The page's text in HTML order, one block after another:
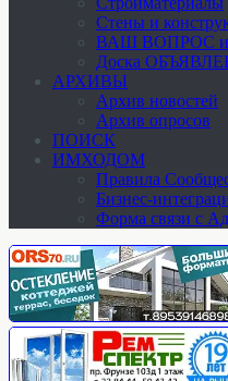
Стены и
ВАШ ВОПРОС
Доска
АРХИВЫ
Архив новостей
Архив опросов
ПОИСК
ИМХОДОМ
Правила
Бизнес-
Форма связи с